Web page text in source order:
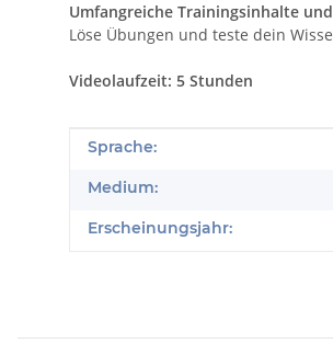
Umfangreiche Trainingsinhalte
Löse Übungen und teste dein
Videolaufzeit: 5 Stunden
Produkteigenschaft
Wert
Sprache:
Medium:
Erscheinungsjahr: